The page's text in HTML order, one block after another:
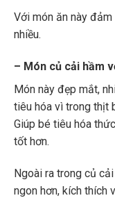
Với món ăn này
nhiều.
– Món củ cải hầm
Món này đẹp mắt,
tiêu hóa vì trong thịt
Giúp bé tiêu hóa
tốt hơn.
Ngoài ra trong củ
ngon hơn, kích thích